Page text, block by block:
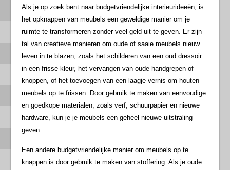
Als je op zoek bent naar budgetvriendelijke interieurideeën, is
het opknappen van meubels een geweldige manier om je
ruimte te transformeren zonder veel geld uit te geven. Er zijn
tal van creatieve manieren om oude of saaie meubels nieuw
leven in te blazen, zoals het schilderen van een oud dressoir
in een frisse kleur, het vervangen van oude handgrepen of
knoppen, of het toevoegen van een laagje vernis om houten
meubels op te frissen. Door gebruik te maken van eenvoudige
en goedkope materialen, zoals verf, schuurpapier en nieuwe
hardware, kun je je meubels een geheel nieuwe uitstraling
geven.
Een andere budgetvriendelijke manier om meubels op te
knappen is door gebruik te maken van stoffering. Als je oude